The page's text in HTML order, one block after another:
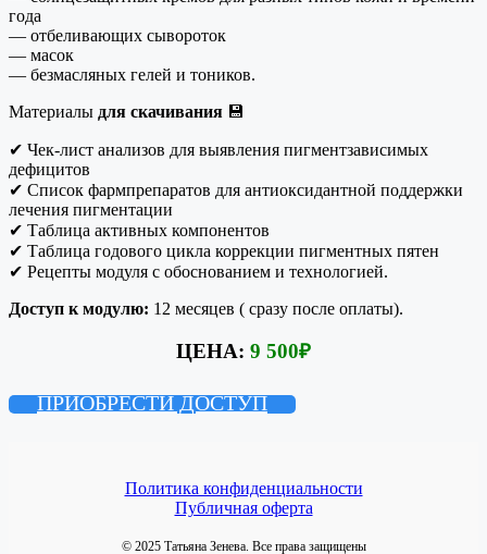
года
— отбеливающих сывороток
— масок
— безмасляных гелей и тоников.
Материалы для скачивания 💾
✔ Чек-лист анализов для выявления пигментзависимых
дефицитов
✔ Список фармпрепаратов для антиоксидантной поддержки
лечения пигментации
✔ Таблица активных компонентов
✔ Таблица годового цикла коррекции пигментных пятен
✔ Рецепты модуля с обоснованием и технологией.
Доступ к модулю: 12 месяцев ( сразу после оплаты).
ЦЕНА: 9 500₽
ПРИОБРЕСТИ ДОСТУП
Политика конфиденциальности
Публичная оферта
© 2025 Татьяна Зенева. Все права защищены